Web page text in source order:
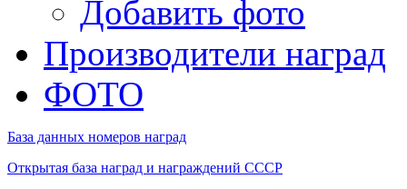
Добавить фото
Производители наград
ФОТО
База данных номеров наград
Открытая база наград и награждений СССР